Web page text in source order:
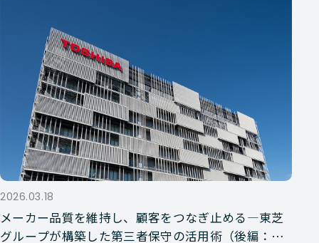
2026.03.18
メーカー品質を維持し、顧客をつなぎ止める―東芝
グループが構築した第三者保守の活用術（後編：第